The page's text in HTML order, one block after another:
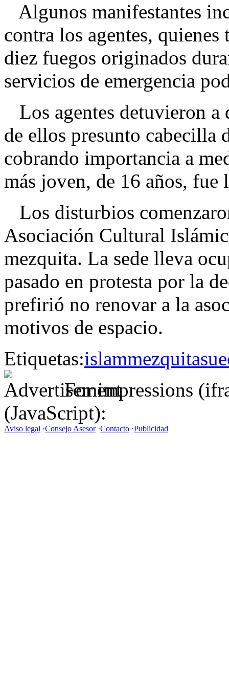
Algunos manifestantes
contra los agentes,
diez fuegos originados
servicios de emergencia
Los agentes detuvieron a
de ellos presunto cabecilla
cobrando importancia a
más joven, de 16 años, fue
Los disturbios
Asociación Cultural
mezquita. La sede lleva
pasado en protesta por la
prefirió no renovar a la
motivos de espacio.
Etiquetas:islammezquita
For impressions
(JavaScript):
Aviso legal ·Consejo Asesor·Contacto ·Publicidad